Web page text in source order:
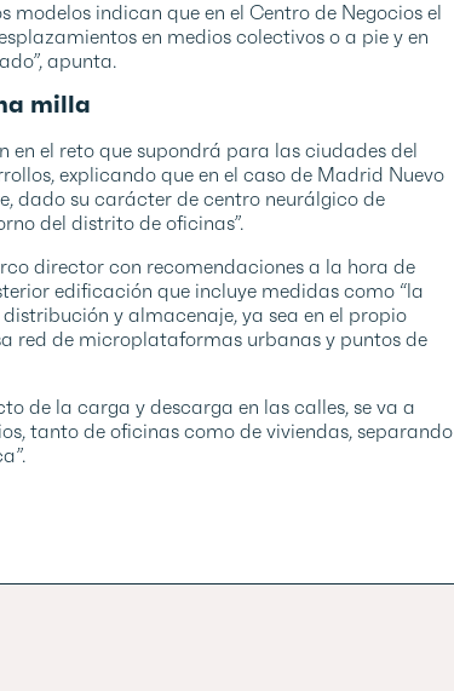
modelos indican que en el Centro de Negocios el
en medios colectivos o a pie y en
apunta.
milla
el reto que supondrá para las ciudades del
explicando que en el caso de Madrid Nuevo
dado su carácter de centro neurálgico de
del distrito de oficinas”.
director con recomendaciones a la hora de
edificación que incluye medidas como “la
y almacenaje, ya sea en el propio
red de microplataformas urbanas y puntos de
de la carga y descarga en las calles, se va a
tanto de oficinas como de viviendas, separando